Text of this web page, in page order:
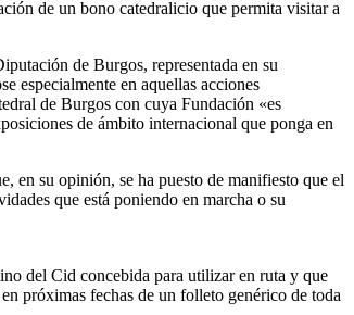
de un bono catedralicio que permita visitar a
de Burgos, representada en su
especialmente en aquellas acciones
de Burgos con cuya Fundación «es
de ámbito internacional que ponga en
en su opinión, se ha puesto de manifiesto que el
que está poniendo en marcha o su
del Cid concebida para utilizar en ruta y que
próximas fechas de un folleto genérico de toda